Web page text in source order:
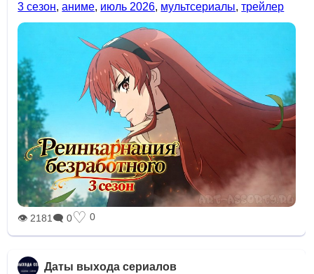
3 сезон,аниме, июль 2026, мультсериалы,трейлер
👁 2181 🗨 0♡ 0
Даты выхода сериалов